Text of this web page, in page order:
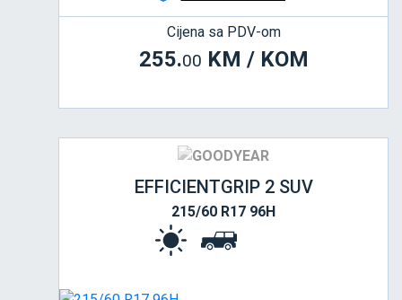
Cijena sa PDV-om
255.00 KM / KOM
EFFICIENTGRIP 2 SUV
215/60 R17 96H